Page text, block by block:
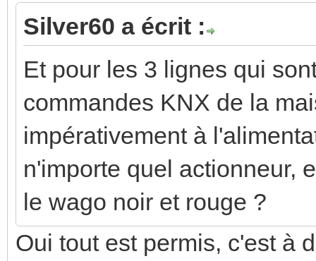
Silver60 a écrit :
Et pour les 3 lignes qui
commandes KNX de la
impérativement à
n'importe quel actionneur,
le wago noir et rouge ?
Oui tout est permis, c'est à